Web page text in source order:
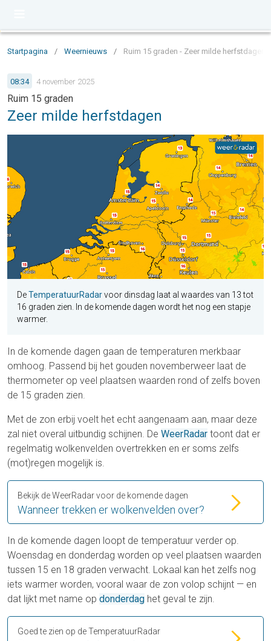
Startpagina / Weernieuws / Ruim 15 graden - Zeer milde herfstdagen
08:34 4 november 2025
Ruim 15 graden
Zeer milde herfstdagen
DeTemperatuurRadarvoor dinsdag laat al waardes van 13 tot
16 graden zien. In de komende dagen wordt het nog een stapje
warmer.
In de komende dagen gaan de temperaturen merkbaar
omhoog. Passend bij het gouden novemberweer laat de
thermometer op veel plaatsen waarden rond of zelfs boven
de 15 graden zien.
Met de zon erbij voelt het echt aangenaam aan, maar deze
zal niet overal uitbundig schijnen. De WeerRadar toont dat er
regelmatig wolkenvelden overtrekken en er soms zelfs
(mot)regen mogelijk is.
Wanneer trekken er wolkenvelden over?
Bekijk de WeerRadar voor de komende dagen
In de komende dagen loopt de temperatuur verder op.
Woensdag en donderdag worden op veel plaatsen waarden
tussen 15 en 18 graden verwacht. Lokaal kan het zelfs nog
iets warmer worden, vooral waar de zon volop schijnt — en
dat lijkt met name op donderdag het geval te zijn.
Goed te zien op de TemperatuurRadar